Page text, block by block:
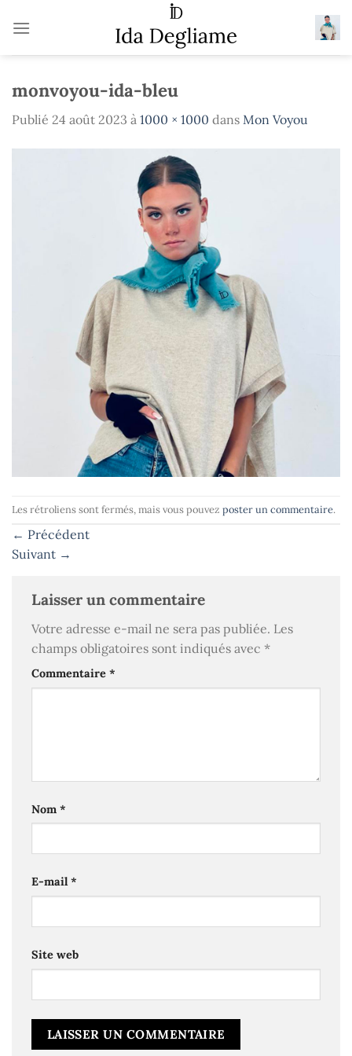
monvoyou-ida-bleu
Publié 24 août 2023 à 1000 × 1000 dans Mon Voyou
Les rétroliens sont fermés, mais vous pouvez poster un commentaire.
← Précédent
Suivant →
Laisser un commentaire
Votre adresse e-mail ne sera pas publiée. Les
champs obligatoires sont indiqués avec *
Commentaire *
Nom *
E-mail*
Site web